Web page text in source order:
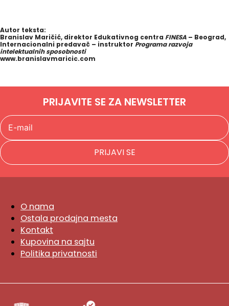
Autor teksta:
Branislav Maričić, direktor Edukativnog centra FINESA – Beograd,
Internacionalni predavač – instruktor Programa razvoja
intelektualnih sposobnosti
www.branislavmaricic.com
PRIJAVITE SE ZA NEWSLETTER
PRIJAVI SE
O nama
Ostala prodajna mesta
Kontakt
Kupovina na sajtu
Politika privatnosti